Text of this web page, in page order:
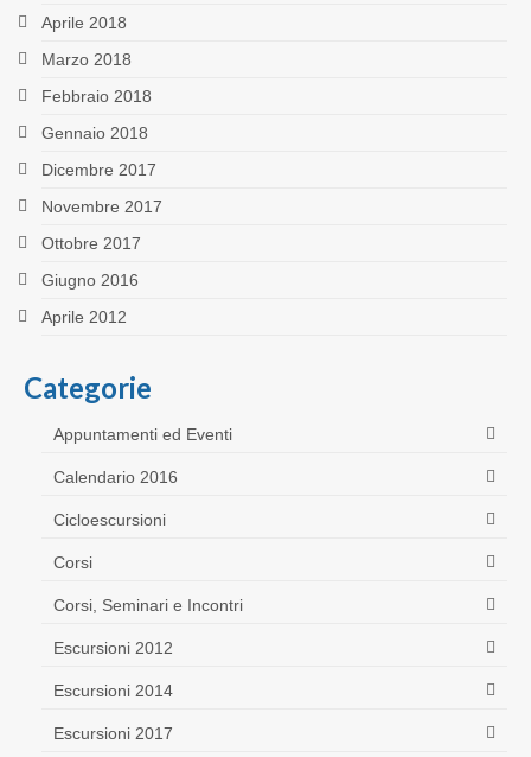
Aprile 2018
Marzo 2018
Febbraio 2018
Gennaio 2018
Dicembre 2017
Novembre 2017
Ottobre 2017
Giugno 2016
Aprile 2012
Categorie
Appuntamenti ed Eventi
Calendario 2016
Cicloescursioni
Corsi
Corsi, Seminari e Incontri
Escursioni 2012
Escursioni 2014
Escursioni 2017